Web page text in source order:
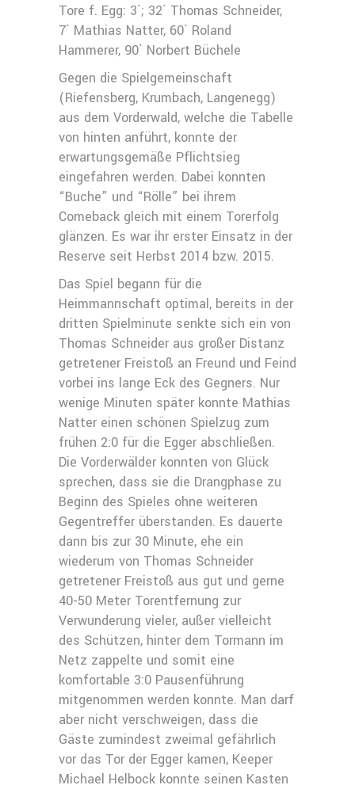
Tore f. Egg: 3`; 32` Thomas Schneider,
7` Mathias Natter, 60` Roland
Hammerer, 90` Norbert Büchele
Gegen die Spielgemeinschaft
(Riefensberg, Krumbach, Langenegg)
aus dem Vorderwald, welche die Tabelle
von hinten anführt, konnte der
erwartungsgemäße Pflichtsieg
eingefahren werden. Dabei konnten
“Buche” und “Rölle” bei ihrem
Comeback gleich mit einem Torerfolg
glänzen. Es war ihr erster Einsatz in der
Reserve seit Herbst 2014 bzw. 2015.
Das Spiel begann für die
Heimmannschaft optimal, bereits in der
dritten Spielminute senkte sich ein von
Thomas Schneider aus großer Distanz
getretener Freistoß an Freund und Feind
vorbei ins lange Eck des Gegners. Nur
wenige Minuten später konnte Mathias
Natter einen schönen Spielzug zum
frühen 2:0 für die Egger abschließen.
Die Vorderwälder konnten von Glück
sprechen, dass sie die Drangphase zu
Beginn des Spieles ohne weiteren
Gegentreffer überstanden. Es dauerte
dann bis zur 30 Minute, ehe ein
wiederum von Thomas Schneider
getretener Freistoß aus gut und gerne
40-50 Meter Torentfernung zur
Verwunderung vieler, außer vielleicht
des Schützen, hinter dem Tormann im
Netz zappelte und somit eine
komfortable 3:0 Pausenführung
mitgenommen werden konnte. Man darf
aber nicht verschweigen, dass die
Gäste zumindest zweimal gefährlich
vor das Tor der Egger kamen, Keeper
Michael Helbock konnte seinen Kasten